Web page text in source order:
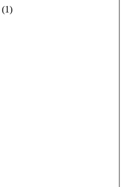
(1)